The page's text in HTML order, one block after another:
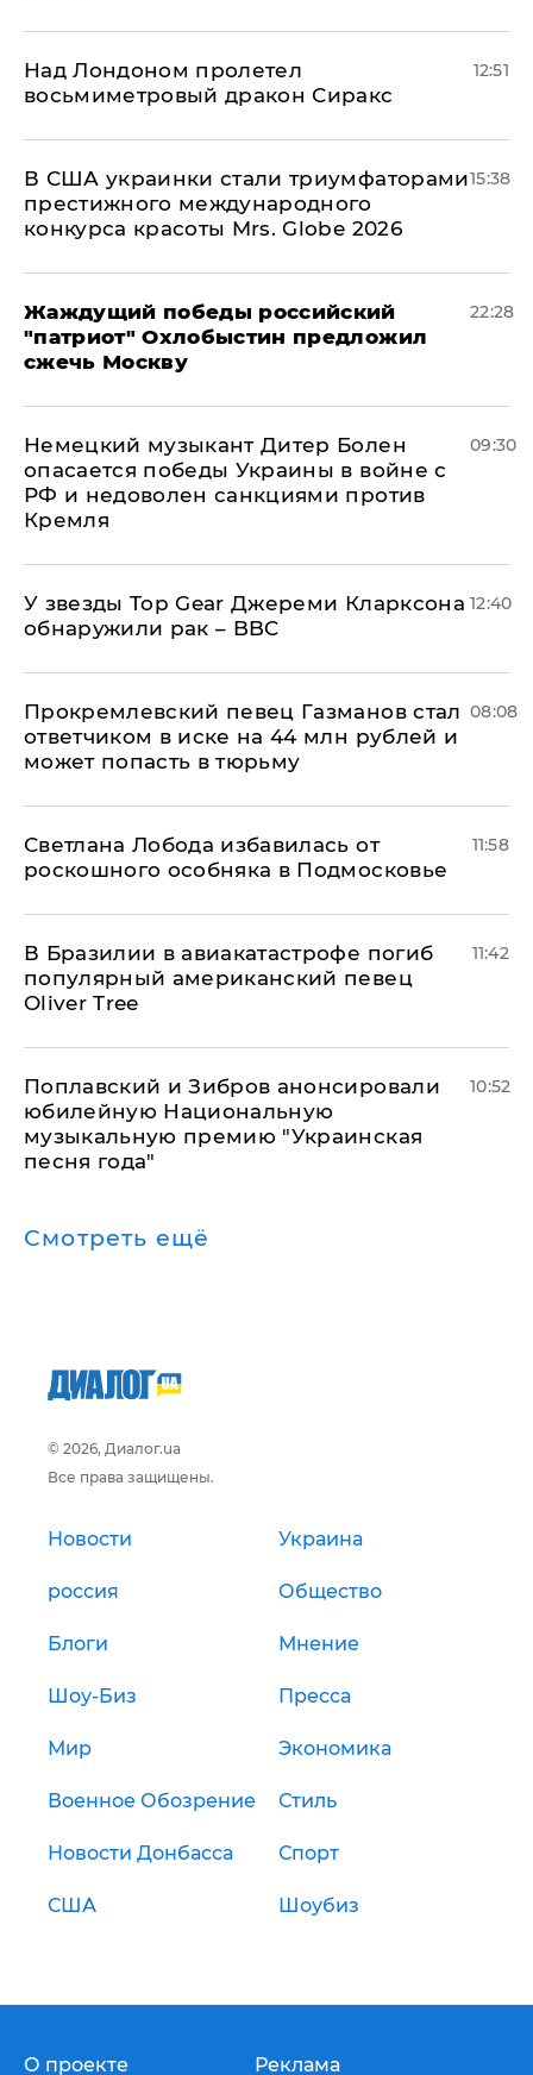
Над Лондоном пролетел
восьмиметровый дракон Сиракс
12:51
В США украинки стали триумфаторами
престижного международного
конкурса красоты Mrs. Globe 2026
15:38
Жаждущий победы российский
"патриот" Охлобыстин предложил
сжечь Москву
22:28
Немецкий музыкант Дитер Болен
опасается победы Украины в войне с
РФ и недоволен санкциями против
Кремля
09:30
У звезды Top Gear Джереми Кларксона
обнаружили рак – BBC
12:40
Прокремлевский певец Газманов стал
ответчиком в иске на 44 млн рублей и
может попасть в тюрьму
08:08
Светлана Лобода избавилась от
роскошного особняка в Подмосковье
11:58
В Бразилии в авиакатастрофе погиб
популярный американский певец
Oliver Tree
11:42
Поплавский и Зибров анонсировали
юбилейную Национальную
музыкальную премию "Украинская
песня года"
10:52
Смотреть ещё
© 2026, Диалог.ua
Все права защищены.
Новости Украина
россия Общество
Блоги Мнение
Шоу-Биз Пресса
Мир Экономика
Военное Обозрение Стиль
Новости Донбасса Спорт
США Шоубиз
О проекте Реклама